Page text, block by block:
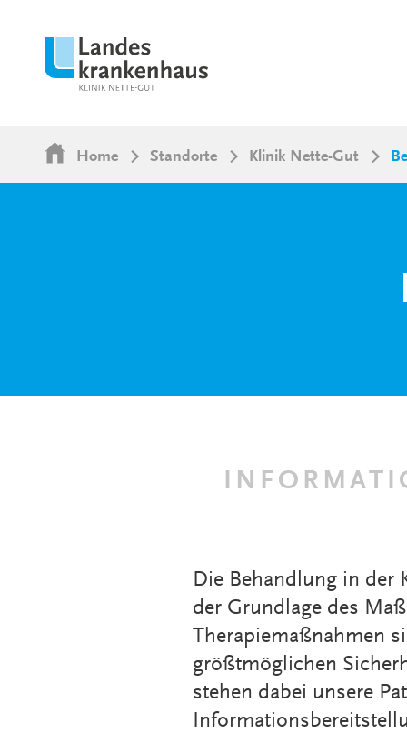
Home Standorte Klinik Nette-Gut
Die Behandlung in der
der Grundlage des
Therapiemaßnahmen
größtmöglichen
stehen dabei unsere